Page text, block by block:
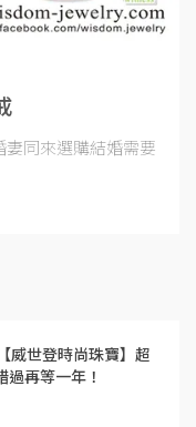
妻同來選購結婚需要
威世登時尚珠寶】超
過再等一年！